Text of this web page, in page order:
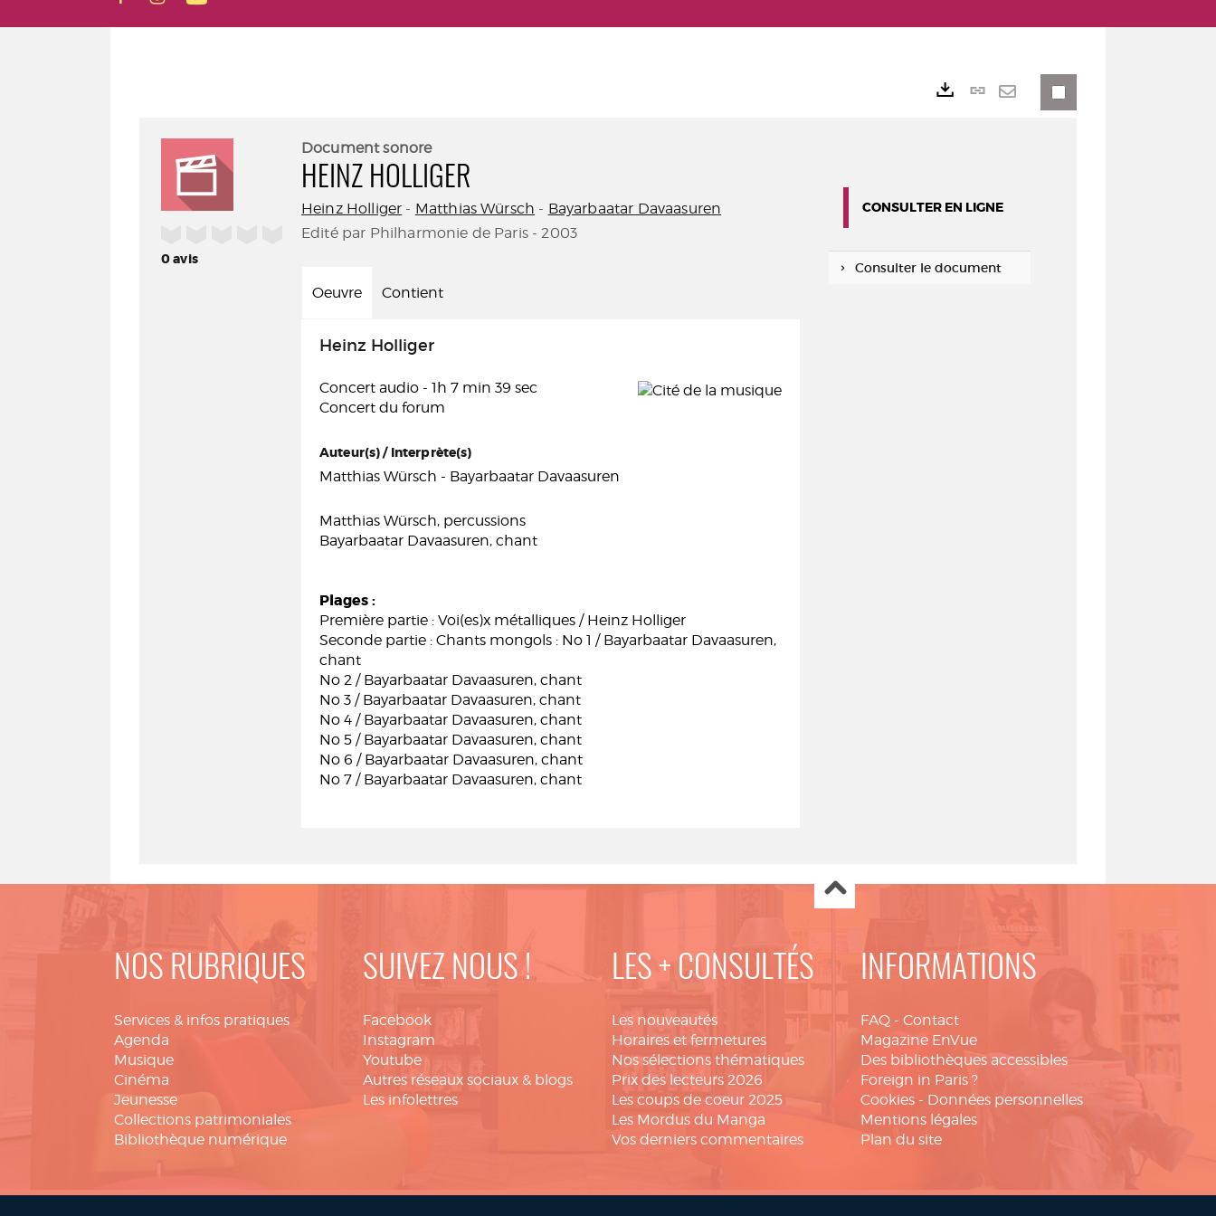
0avis
Document sonore
HEINZ HOLLIGER
Heinz Holliger - Matthias Würsch - Bayarbaatar Davaasuren
Edité par Philharmonie de Paris - 2003
Oeuvre Contient
Heinz Holliger
Concert audio - 1h 7 min 39 sec
Concert du forum
Auteur(s) / Interprète(s)
Matthias Würsch - Bayarbaatar Davaasuren
Matthias Würsch, percussions
Bayarbaatar Davaasuren, chant
Plages :
Première partie : Voi(es)x métalliques / Heinz Holliger
Seconde partie : Chants mongols : No 1 / Bayarbaatar Davaasuren,
chant
No 2 / Bayarbaatar Davaasuren, chant
No 3 / Bayarbaatar Davaasuren, chant
No 4 / Bayarbaatar Davaasuren, chant
No 5 / Bayarbaatar Davaasuren, chant
No 6 / Bayarbaatar Davaasuren, chant
No 7 / Bayarbaatar Davaasuren, chant
Lien
CONSULTER EN LIGNE
Consulter le document
NOS RUBRIQUES
Services & infos pratiques
Agenda
Musique
Cinéma
Jeunesse
Collections patrimoniales
Bibliothèque numérique
SUIVEZ NOUS !
Facebook
Instagram
Youtube
Autres réseaux sociaux & blogs
Les infolettres
LES + CONSULTÉS
Les nouveautés
Horaires et fermetures
Nos sélections thématiques
Prix des lecteurs 2026
Les coups de coeur 2025
Les Mordus du Manga
Vos derniers commentaires
INFORMATIONS
FAQ - Contact
Magazine EnVue
Des bibliothèques accessibles
Foreign in Paris ?
Cookies - Données personnelles
Mentions légales
Plan du site